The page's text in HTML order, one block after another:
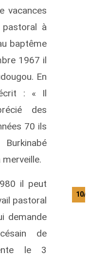
vacances
à
baptême
1967 il
En
: « Il
des
70 ils
merveille.
il peut
pastoral
demande
de
le 3
10/